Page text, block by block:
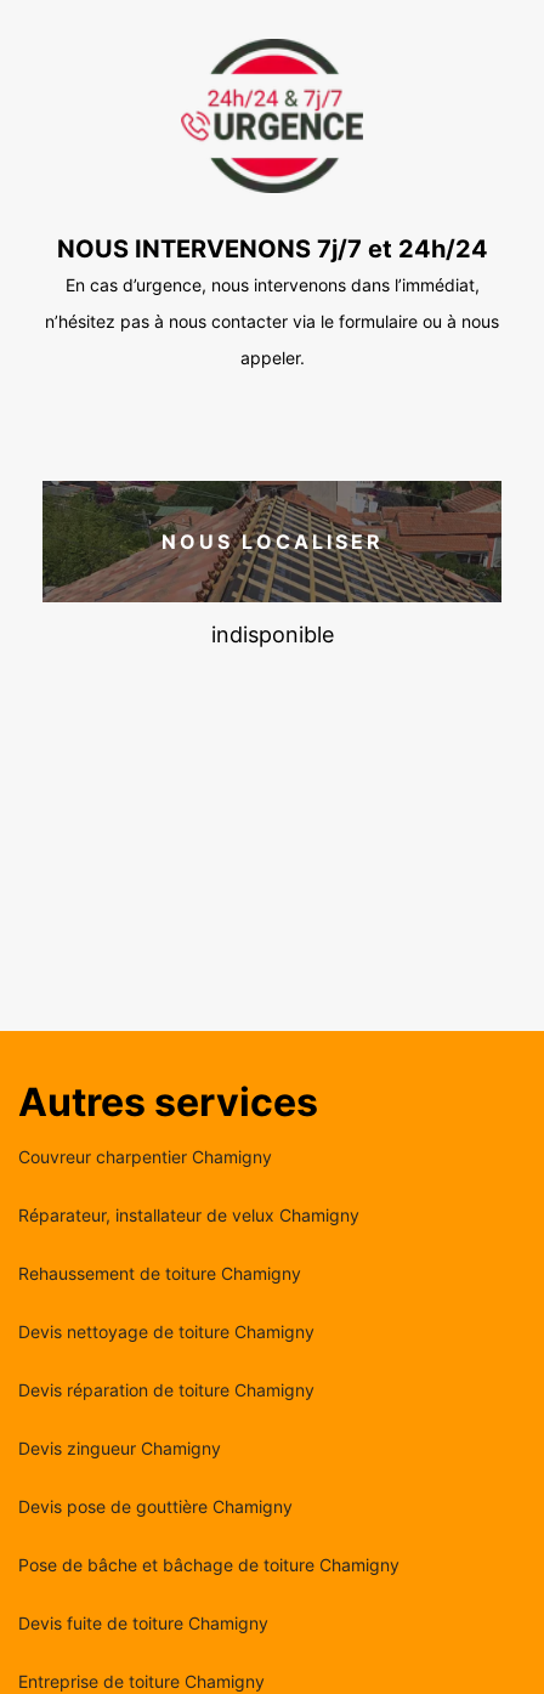
NOUS INTERVENONS 7j/7 et 24h/24
En cas d’urgence, nous intervenons dans l’immédiat,
n’hésitez pas à nous contacter via le formulaire ou à nous
appeler.
NOUS LOCALISER
indisponible
Autres services
Couvreur charpentier Chamigny
Réparateur, installateur de velux Chamigny
Rehaussement de toiture Chamigny
Devis nettoyage de toiture Chamigny
Devis réparation de toiture Chamigny
Devis zingueur Chamigny
Devis pose de gouttière Chamigny
Pose de bâche et bâchage de toiture Chamigny
Devis fuite de toiture Chamigny
Entreprise de toiture Chamigny